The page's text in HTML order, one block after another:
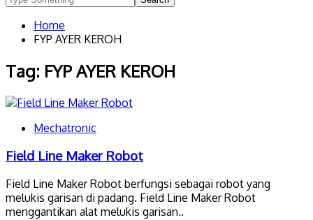
Home
FYP AYER KEROH
Tag: FYP AYER KEROH
Mechatronic
Field Line Maker Robot
Field Line Maker Robot berfungsi sebagai robot yang
melukis garisan di padang. Field Line Maker Robot
menggantikan alat melukis garisan..